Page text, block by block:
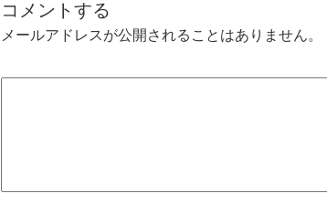
コメントする
メールアドレスが公開されることはありません。